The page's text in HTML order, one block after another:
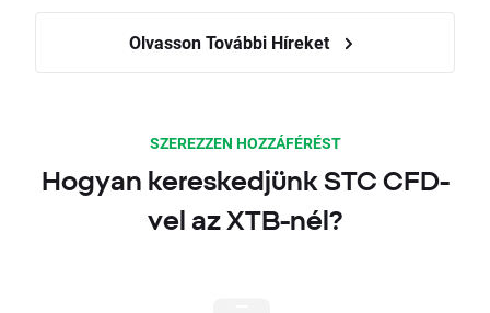
Olvasson További Híreket
SZEREZZEN HOZZÁFÉRÉST
Hogyan kereskedjünk STC CFD-
vel az XTB-nél?